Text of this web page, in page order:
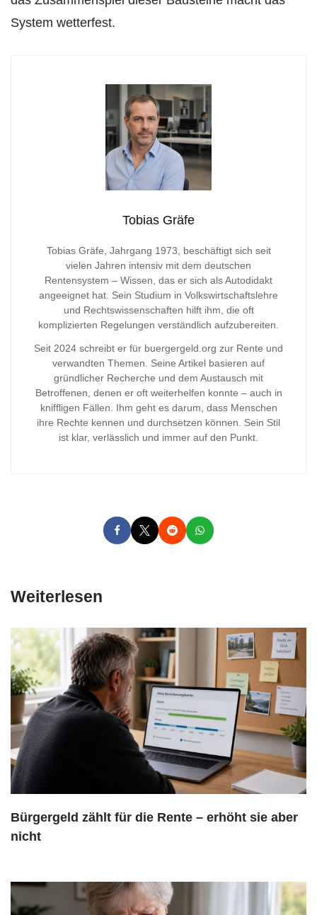
System wetterfest.
Tobias Gräfe
Tobias Gräfe, Jahrgang 1973, beschäftigt sich seit
vielen Jahren intensiv mit dem deutschen
Rentensystem – Wissen, das er sich als Autodidakt
angeeignet hat. Sein Studium in Volkswirtschaftslehre
und Rechtswissenschaften hilft ihm, die oft
komplizierten Regelungen verständlich aufzubereiten.
Seit 2024 schreibt er für buergergeld.org zur Rente und
verwandten Themen. Seine Artikel basieren auf
gründlicher Recherche und dem Austausch mit
Betroffenen, denen er oft weiterhelfen konnte – auch in
kniffligen Fällen. Ihm geht es darum, dass Menschen
ihre Rechte kennen und durchsetzen können. Sein Stil
ist klar, verlässlich und immer auf den Punkt.
Weiterlesen
Bürgergeld zählt für die Rente – erhöht sie aber
nicht